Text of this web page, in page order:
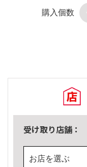
購入個数
受け取り店舗：
お店を選ぶ